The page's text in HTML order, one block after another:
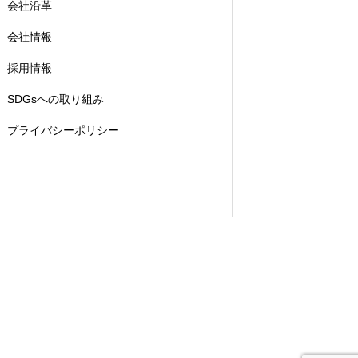
会社沿革
会社情報
採用情報
SDGsへの取り組み
プライバシーポリシー